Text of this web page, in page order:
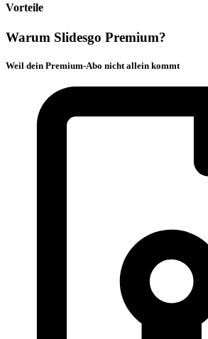
Vorteile
Warum Slidesgo Premium?
Weil dein Premium-Abo nicht allein kommt